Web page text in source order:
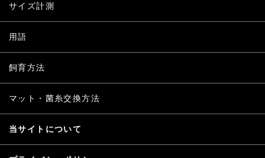
サイズ計測
用語
飼育方法
マット・菌糸交換方法
当サイトについて